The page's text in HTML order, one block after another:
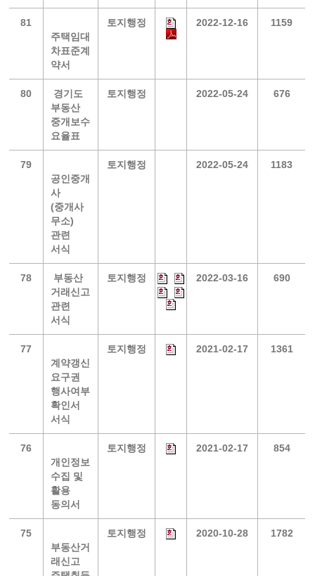
81
주택임대
차표준계
약서
토지행정 2022-12-16 1159
80
경기도
부동산
중개보수
요율표
토지행정 2022-05-24 676
79
공인중개
사
(중개사
무소)
관련
서식
토지행정 2022-05-24 1183
78
부동산
거래신고
관련
서식
토지행정 2022-03-16 690
77
계약갱신
요구권
행사여부
확인서
서식
토지행정 2021-02-17 1361
76
개인정보
수집 및
활용
동의서
토지행정 2021-02-17 854
75
부동산거
래신고
토지행정 2020-10-28 1782